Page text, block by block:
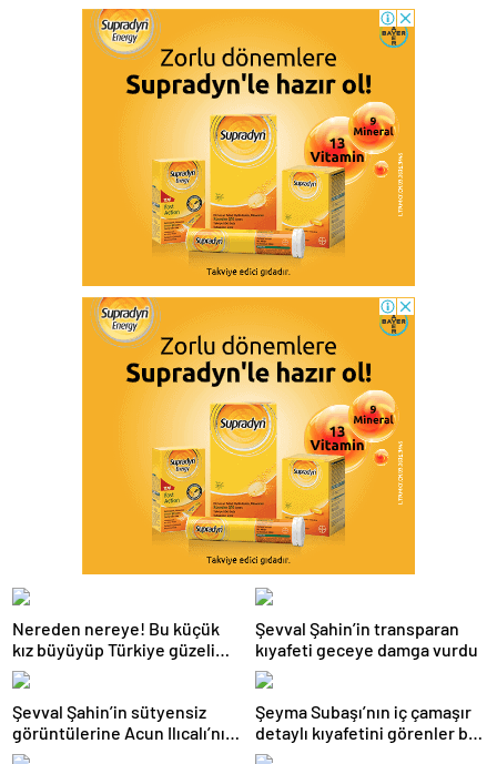
Nereden nereye! Bu küçük
kız büyüyüp Türkiye güzeli
oldu
Şevval Şahin’in transparan
kıyafeti geceye damga vurdu
Şevval Şahin’in sütyensiz
görüntülerine Acun Ilıcalı’nın
kanalında sansür
Şeyma Subaşı’nın iç çamaşır
detaylı kıyafetini görenler bir
daha baktı